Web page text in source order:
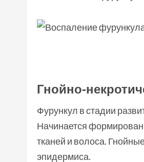
Гнойно-
Фурункул в стадии
Начинается
тканей и волоса.
эпидермиса.